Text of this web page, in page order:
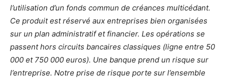
l’utilisation d’un fonds commun de créances multicédant.
Ce produit est réservé aux entreprises bien organisées
sur un plan administratif et financier. Les opérations se
passent hors circuits bancaires classiques (ligne entre 50
000 et 750 000 euros). Une banque prend un risque sur
l’entreprise. Notre prise de risque porte sur l’ensemble